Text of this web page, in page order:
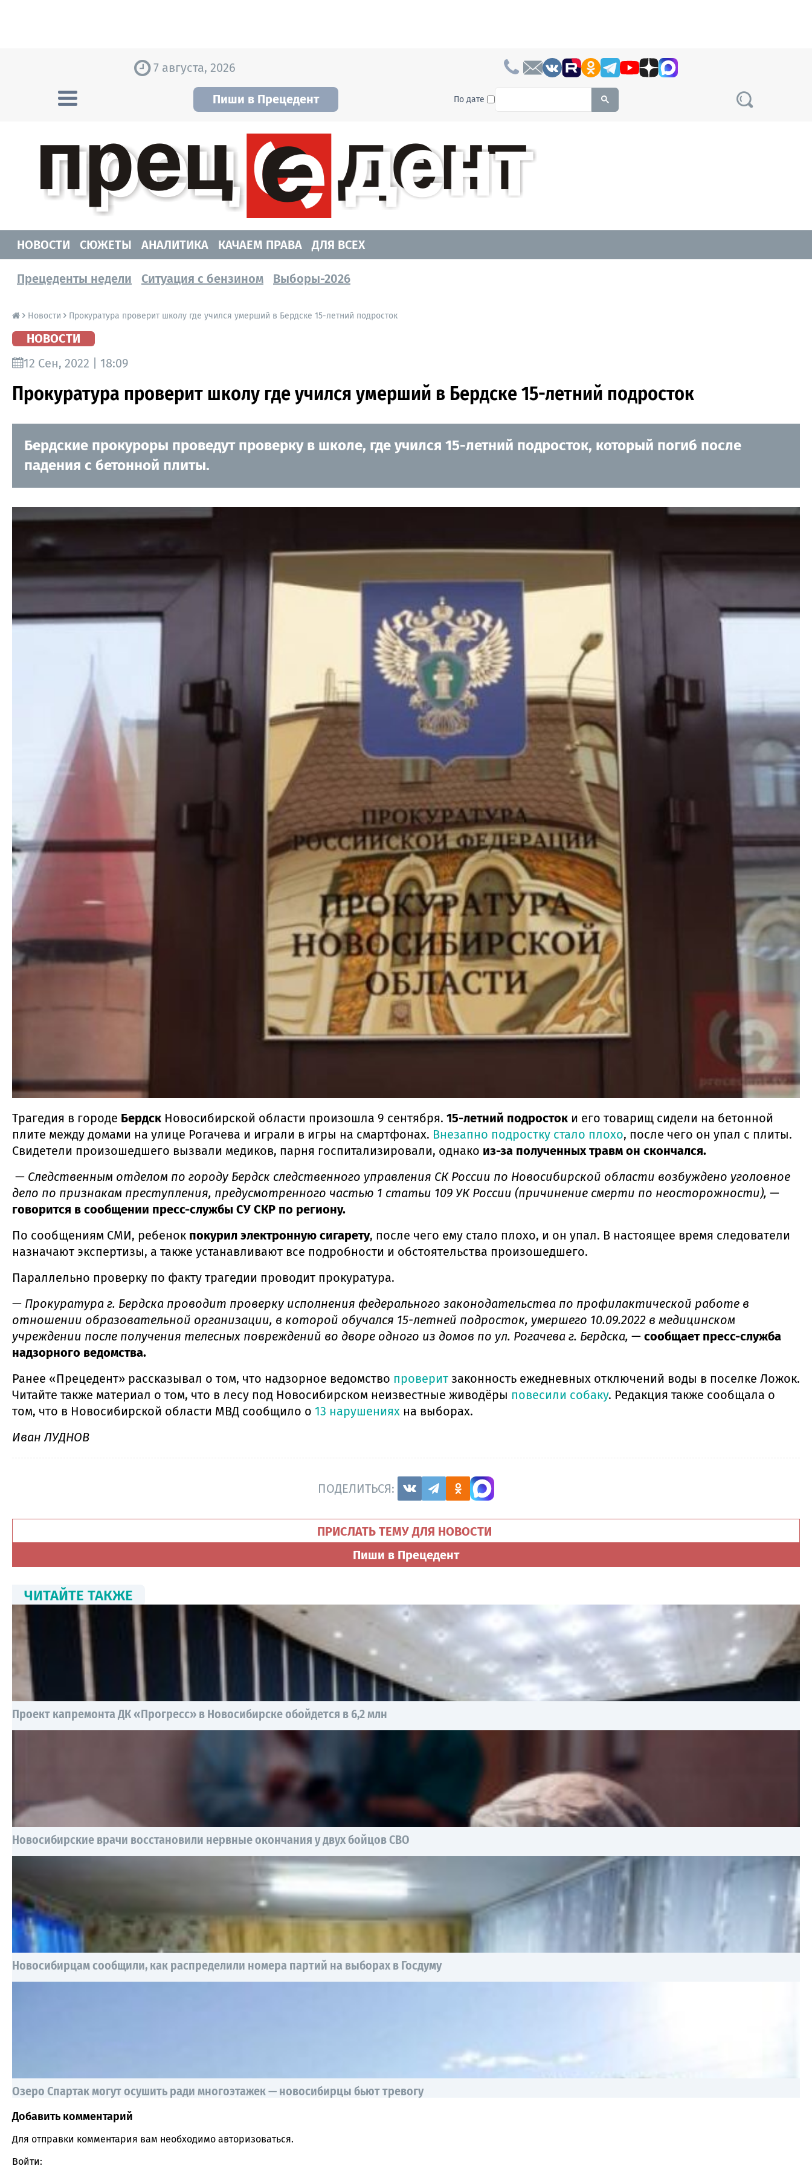
7 августа, 2026
Пиши в Прецедент По дате To search this site, enter a search term
НОВОСТИ
СЮЖЕТЫ АНАЛИТИКА КАЧАЕМ ПРАВА ДЛЯ ВСЕХ
Прецеденты недели Ситуация с бензином Выборы-2026
Новости Прокуратура проверит школу где учился умерший в Бердске 15-летний подросток
НОВОСТИ
12 Сен, 2022 | 18:09
Прокуратура проверит школу где учился умерший в Бердске 15-летний подросток
Бердские прокуроры проведут проверку в школе, где учился 15-летний подросток, который погиб после
падения с бетонной плиты.
Трагедия в городе Бердск Новосибирской области произошла 9 сентября. 15-летний подросток и его товарищ сидели на бетонной
плите между домами на улице Рогачева и играли в игры на смартфонах. Внезапно подростку стало плохо, после чего он упал с плиты.
Свидетели произошедшего вызвали медиков, парня госпитализировали, однако из-за полученных травм он скончался.
— Следственным отделом по городу Бердск следственного управления СК России по Новосибирской области возбуждено уголовное
дело по признакам преступления, предусмотренного частью 1 статьи 109 УК России (причинение смерти по неосторожности), —
говорится в сообщении пресс-службы СУ СКР по региону.
По сообщениям СМИ, ребенок покурил электронную сигарету, после чего ему стало плохо, и он упал. В настоящее время следователи
назначают экспертизы, а также устанавливают все подробности и обстоятельства произошедшего.
Параллельно проверку по факту трагедии проводит прокуратура.
— Прокуратура г. Бердска проводит проверку исполнения федерального законодательства по профилактической работе в
отношении образовательной организации, в которой обучался 15-летней подросток, умершего 10.09.2022 в медицинском
учреждении после получения телесных повреждений во дворе одного из домов по ул. Рогачева г. Бердска, — сообщает пресс-служба
надзорного ведомства.
Ранее «Прецедент» рассказывал о том, что надзорное ведомство проверит законность ежедневных отключений воды в поселке Ложок.
Читайте также материал о том, что в лесу под Новосибирском неизвестные живодёры повесили собаку. Редакция также сообщала о
том, что в Новосибирской области МВД сообщило о 13 нарушениях на выборах.
Иван ЛУДНОВ
ПОДЕЛИТЬСЯ:
ПРИСЛАТЬ ТЕМУ ДЛЯ НОВОСТИ
Пиши в Прецедент
ЧИТАЙТЕ ТАКЖЕ
Проект капремонта ДК «Прогресс» в Новосибирске обойдется в 6,2 млн
Новосибирские врачи восстановили нервные окончания у двух бойцов СВО
Новосибирцам сообщили, как распределили номера партий на выборах в Госдуму
Озеро Спартак могут осушить ради многоэтажек — новосибирцы бьют тревогу
Comment section
Добавить комментарий
Для отправки комментария вам необходимо авторизоваться.
Войти: